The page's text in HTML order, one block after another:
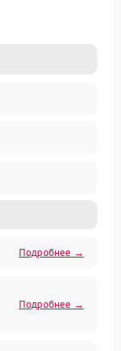
Подробнее →
Подробнее →